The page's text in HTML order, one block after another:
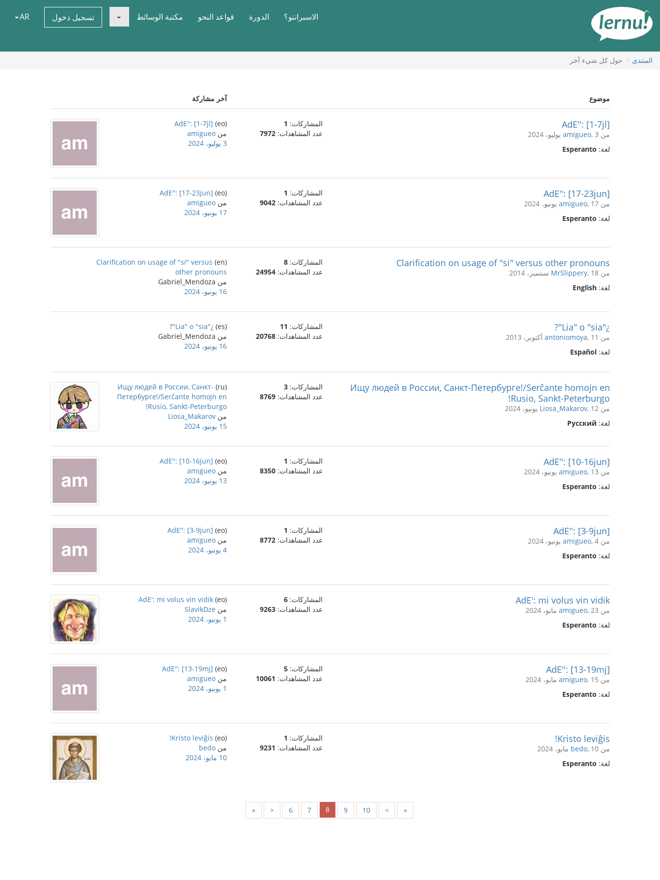
المحتويات
الاسبرانتو؟ الدورة قواعد النحو مكتبة الوسائط تسجيل دخول AR
المنتدى حول كل شيء آخر
موضوع آخر مشاركة
AdE'': [1-7jl]
من amigueo, 3 يوليو، 2024
لغة: Esperanto
المشاركات: 1
عدد المشاهدات: 7972
(eo)
AdE'': [1-7jl]
من amigueo
3 يوليو، 2024
AdE'': [17-23jun]
من amigueo, 17 يونيو، 2024
لغة: Esperanto
المشاركات: 1
عدد المشاهدات: 9042
(eo)
AdE'': [17-23jun]
من amigueo
17 يونيو، 2024
Clarification on usage of "si" versus other pronouns
من MrSlippery, 18 سبتمبر، 2014
لغة: English
المشاركات: 8
عدد المشاهدات: 24954
(en)
Clarification on usage of "si" versus
other pronouns
من Gabriel_Mendoza
16 يونيو، 2024
¿"Lia" o "sia"?
من antoniomoya, 11 أكتوبر، 2013
لغة: Español
المشاركات: 11
عدد المشاهدات: 20768
(es)
¿"Lia" o "sia"?
من Gabriel_Mendoza
16 يونيو، 2024
Ищу людей в России, Санкт-Петербурге!/Serĉante homojn en
Rusio, Sankt-Peterburgo!
من Liosa_Makarov, 12 يونيو، 2024
لغة: Русский
المشاركات: 3
عدد المشاهدات: 8769
(ru)
Ищу людей в России, Санкт-
Петербурге!/Serĉante homojn en
Rusio, Sankt-Peterburgo!
من Liosa_Makarov
15 يونيو، 2024
AdE'': [10-16jun]
من amigueo, 13 يونيو، 2024
لغة: Esperanto
المشاركات: 1
عدد المشاهدات: 8350
(eo)
AdE'': [10-16jun]
من amigueo
13 يونيو، 2024
AdE'': [3-9jun]
من amigueo, 4 يونيو، 2024
لغة: Esperanto
المشاركات: 1
عدد المشاهدات: 8772
(eo)
AdE'': [3-9jun]
من amigueo
4 يونيو، 2024
AdE': mi volus vin vidik
من amigueo, 23 مايو، 2024
لغة: Esperanto
المشاركات: 6
عدد المشاهدات: 9263
(eo)
AdE': mi volus vin vidik
من SlavikDze
1 يونيو، 2024
AdE'': [13-19mj]
من amigueo, 15 مايو، 2024
لغة: Esperanto
المشاركات: 5
عدد المشاهدات: 10061
(eo)
AdE'': [13-19mj]
من amigueo
1 يونيو، 2024
Kristo leviĝis!
من bedo, 10 مايو، 2024
لغة: Esperanto
المشاركات: 1
عدد المشاهدات: 9231
(eo)
Kristo leviĝis!
من bedo
10 مايو، 2024
« < 6 7 8 9 10 > »